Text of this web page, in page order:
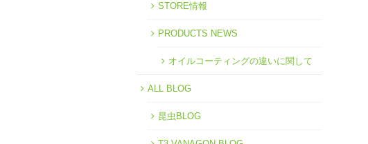
STORE情報
PRODUCTS NEWS
オイルコーティングの違いに関して
ALL BLOG
昆虫BLOG